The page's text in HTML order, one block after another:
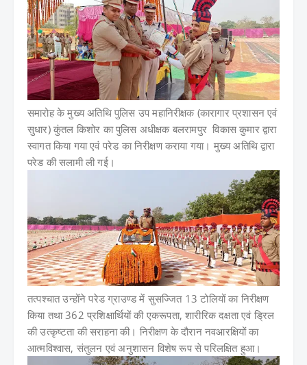
समारोह के मुख्य अतिथि पुलिस उप महानिरीक्षक (कारागार प्रशासन एवं
सुधार) कुंतल किशोर का पुलिस अधीक्षक बलरामपुर विकास कुमार द्वारा
स्वागत किया गया एवं परेड का निरीक्षण कराया गया। मुख्य अतिथि द्वारा
परेड की सलामी ली गई।
तत्पश्चात उन्होंने परेड ग्राउण्ड में सुसज्जित 13 टोलियों का निरीक्षण
किया तथा 362 प्रशिक्षार्थियों की एकरूपता, शारीरिक दक्षता एवं ड्रिल
की उत्कृष्टता की सराहना की। निरीक्षण के दौरान नवआरक्षियों का
आत्मविश्वास, संतुलन एवं अनुशासन विशेष रूप से परिलक्षित हुआ।